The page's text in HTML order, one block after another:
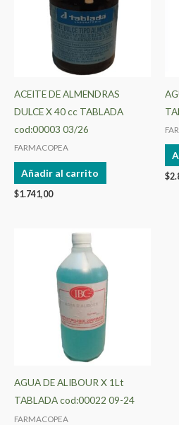
ACEITE DE ALMENDRAS
DULCE X 40 cc TABLADA
cod:00003 03/26
FARMACOPEA
Añadir al carrito
$1.741,00
$
AGUA DE ALIBOUR X 1Lt
TABLADA cod:00022 09-24
FARMACOPEA